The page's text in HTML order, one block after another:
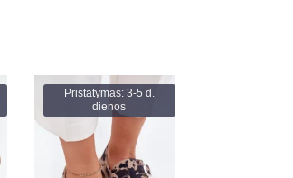
Pristatymas: 3-5 d.
dienos